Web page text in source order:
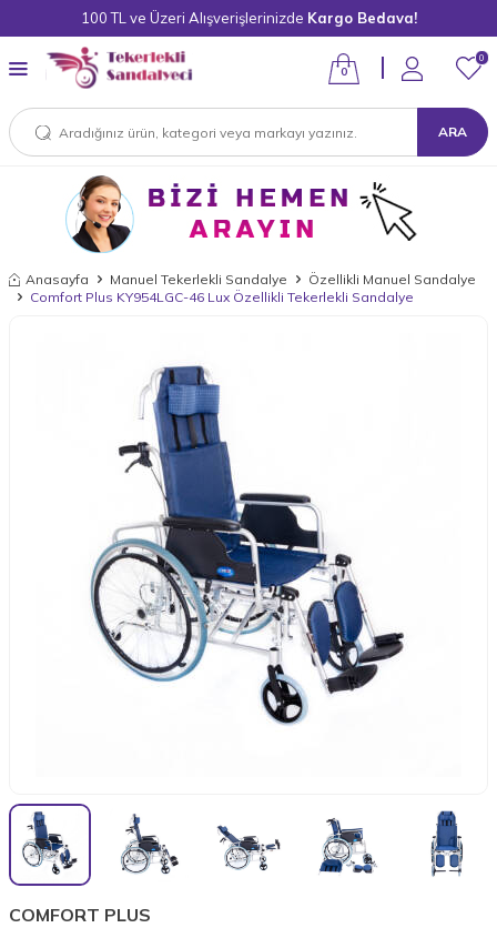
100 TL ve Üzeri Alışverişlerinizde Kargo Bedava!
ARA
0
0
Anasayfa Manuel Tekerlekli Sandalye
Özellikli Manuel Sandalye
Comfort Plus KY954LGC-46 Lux Özellikli Tekerlekli Sandalye
COMFORT PLUS